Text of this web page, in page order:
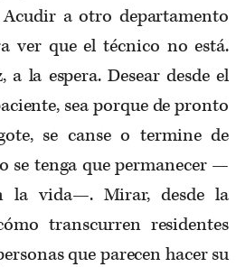
a otro departamento
ver que el técnico no está.
la espera. Desear desde el
sea porque de pronto
se canse o termine de
se tenga que permanecer —
la vida—. Mirar, desde la
transcurren residentes
que parecen hacer su